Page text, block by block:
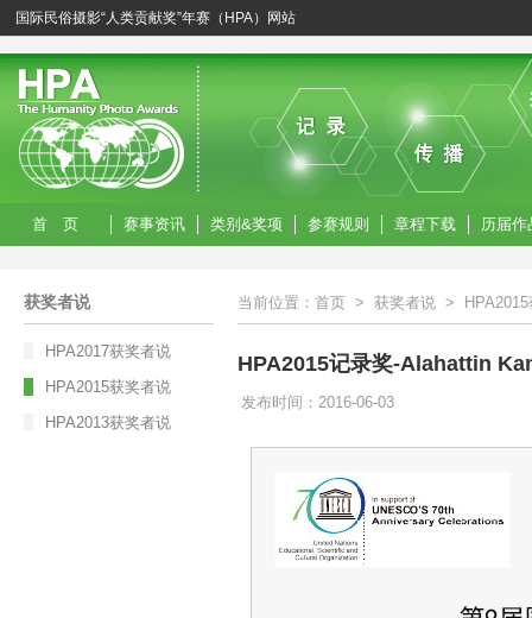
国际民俗摄影“人类贡献奖”年赛（HPA）网站
首 页 赛事资讯 类别&奖项 参赛规则 章程下载 历届作
获奖者说
HPA2017获奖者说
HPA2015获奖者说
HPA2013获奖者说
当前位置： 首页 > 获奖者说 >
HPA2015记录奖-Alahattin
发布时间：2016-06-03